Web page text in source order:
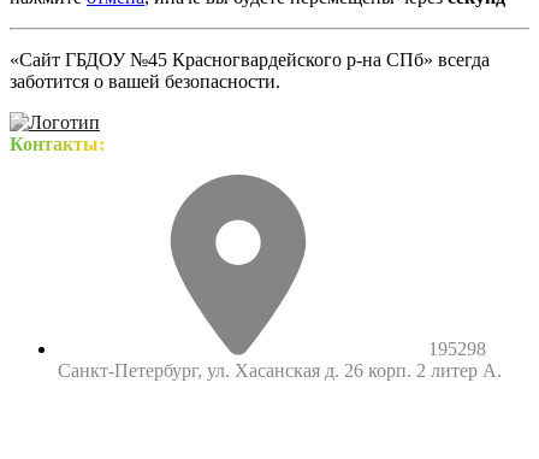
«Сайт ГБДОУ №45 Красногвардейского р-на СПб» всегда
заботится о вашей безопасности.
Контакты:
195298
Санкт-Петербург, ул. Хасанская д. 26 корп. 2 литер А.